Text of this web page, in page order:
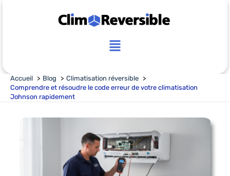
Main
Accueil Blog
Climatisation réversible
Comprendre et résoudre le code erreur de votre climatisation
Johnson rapidement